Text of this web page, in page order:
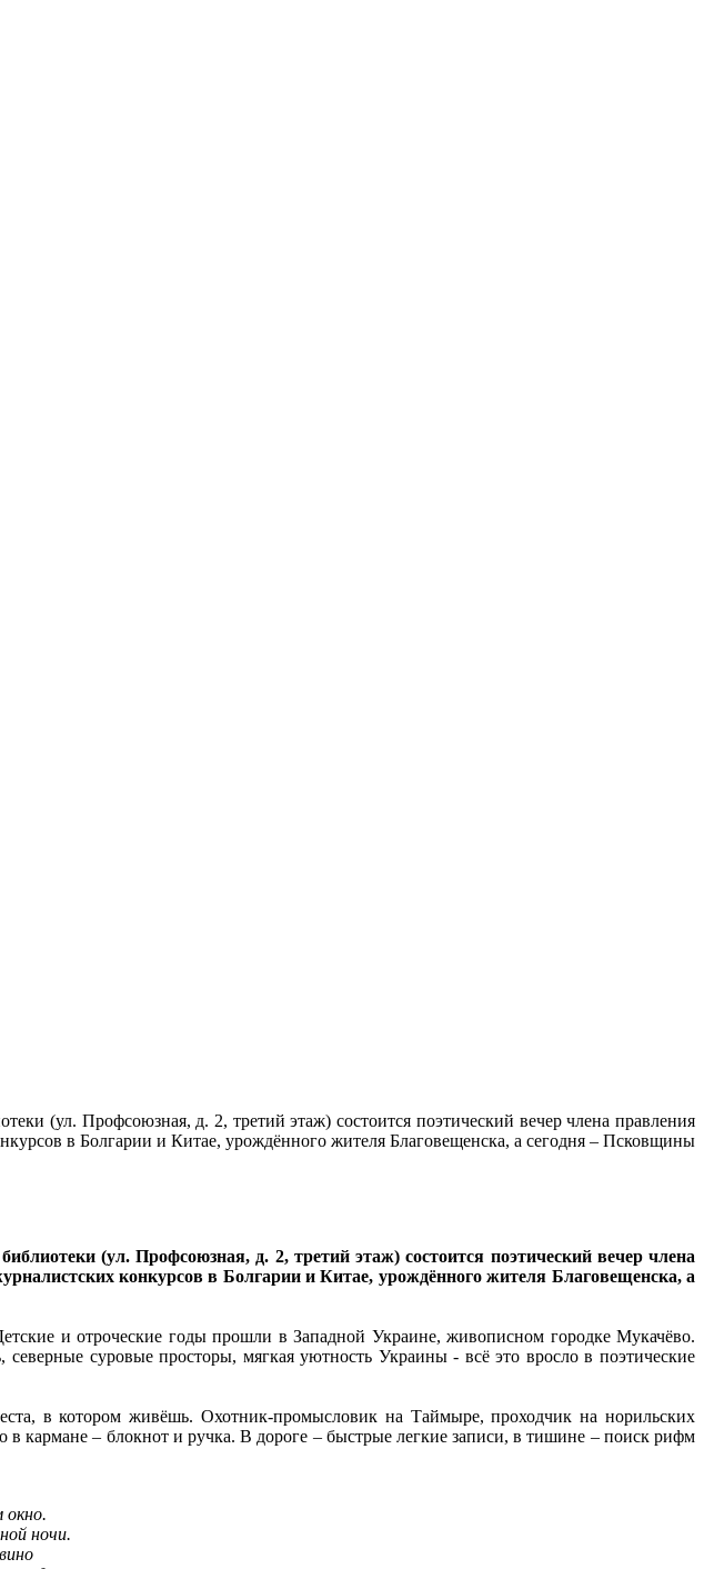
(ул. Профсоюзная, д. 2, третий этаж) состоится поэтический вечер члена правления
в Болгарии и Китае, урождённого жителя Благовещенска, а сегодня – Псковщины
(ул. Профсоюзная, д. 2, третий этаж) состоится поэтический вечер члена
конкурсов в Болгарии и Китае, урождённого жителя Благовещенска, а
и отроческие годы прошли в Западной Украине, живописном городке Мукачёво.
суровые просторы, мягкая уютность Украины - всё это вросло в поэтические
в котором живёшь. Охотник-промысловик на Таймыре, проходчик на норильских
в кармане – блокнот и ручка. В дороге – быстрые легкие записи, в тишине – поиск рифм
окно.
ночи.